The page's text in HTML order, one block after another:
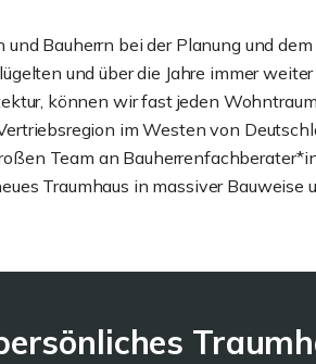
Bauherrn bei der Planung und
und über die Jahre immer
können wir fast jeden
im Westen von
Team an
Traumhaus in massiver Bauweise